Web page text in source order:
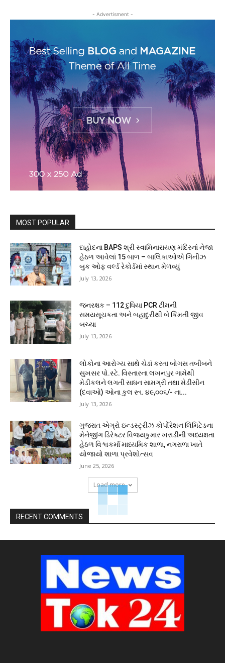
- Advertisment -
MOST POPULAR
દાહોદના BAPS શ્રી સ્વામિનારાયણ મંદિરનાં નેજા
હેઠળ આવેલાં 15 બાળ – બાલિકાઓએ ગિનીઝ
બુક ઓફ વર્લ્ડ રેકોર્ડમાં સ્થાન મેળવ્યું
July 13, 2026
જનરક્ષક – 112 દુધિયા PCR ટીમની
સમયસૂચકતા અને બહાદુરીથી બે કિંમતી જીવ
બચ્યા
July 13, 2026
લોકોના આરોગ્ય સાથે ચેડાં કરતા બોગસ તબીબને
સુખસર પો.સ્ટે. વિસ્તારના લખનપુર ગામેથી
મેડીકલને લગતી સાધન સામગ્રી તથા મેડીસીન
(દવાઓ) ઓના કુલ રૂા. ૪૯,૦૦૬/- ના...
July 13, 2026
ગુજરાત એગ્રો ઇન્ડસ્ટ્રીઝ કોર્પોરેશન લિમિટેડના
મેનેજીંગ ડિરેક્ટર વિજયકુમાર ખરાડીની અધ્યક્ષતા
હેઠળ વિશ્વકર્મા માધ્યમિક શાળા, નગરાળા ખાતે
યોજાયો શાળા પ્રવેશોત્સવ
June 25, 2026
Load more
RECENT COMMENTS